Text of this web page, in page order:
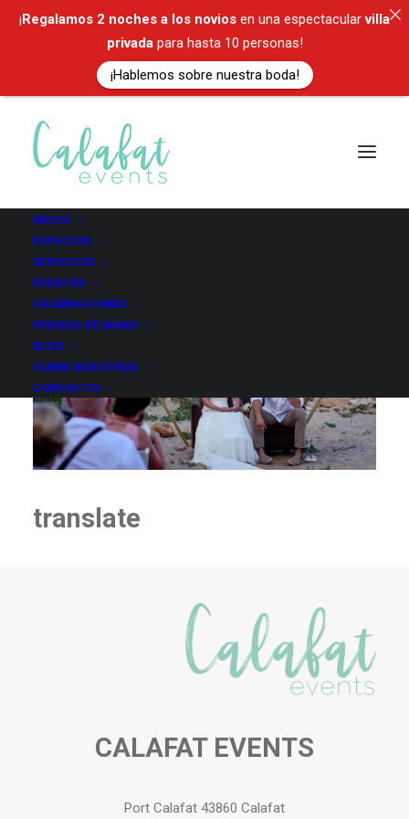
INICIO
ESPACIOS
SERVICIOS
EVENTOS
CELEBRACIONES
PEDIDAS DE MANO
BLOG
SOBRE NOSOTROS
CONTACTO
ES
translate
CALAFAT EVENTS
Port Calafat 43860 Calafat
¡Regalamos 2 noches a los novios en una espectacularvilla
privadapara hasta 10 personas!
¡Hablemos sobre nuestra boda!